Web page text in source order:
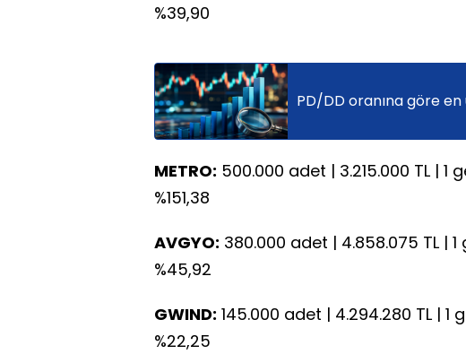
%39,90
PD/DD oranına göre
METRO: 500.000 adet | 3.215.000 TL | 1
%151,38
AVGYO: 380.000 adet | 4.858.075 TL | 1
%45,92
GWIND: 145.000 adet | 4.294.280 TL | 1
%22,25